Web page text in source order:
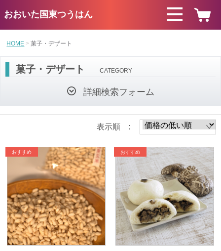
おおいた国東つうはん
HOME 菓子・デザート
菓子・デザート CATEGORY
詳細検索フォーム
表示順 :